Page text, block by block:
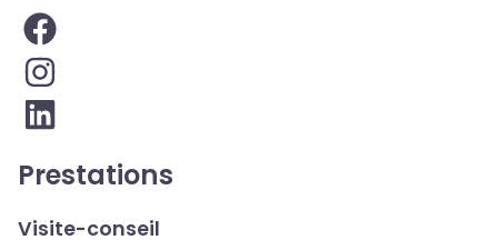
Prestations
Visite-conseil